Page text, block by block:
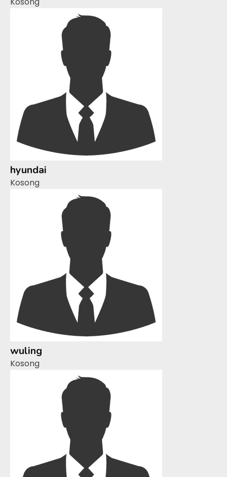
hyundai
Kosong
wuling
Kosong